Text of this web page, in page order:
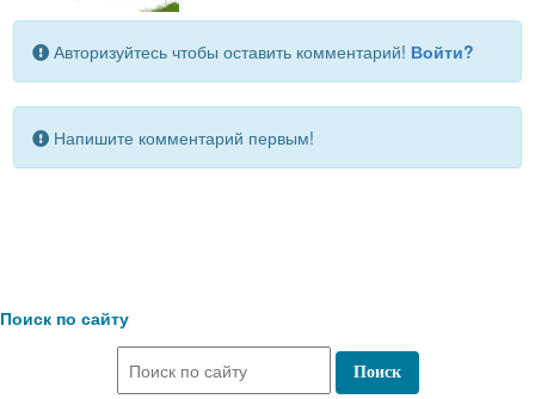
Авторизуйтесь чтобы оставить комментарий! Войти?
Напишите комментарий первым!
Поиск по сайту